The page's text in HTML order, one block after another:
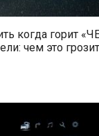
когда горит
чем это грозит